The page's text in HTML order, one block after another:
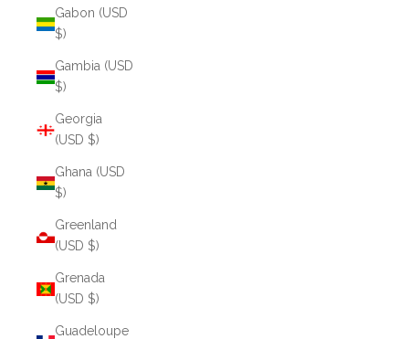
Gabon (USD
$)
Gambia (USD
$)
Georgia
(USD $)
Ghana (USD
$)
Greenland
(USD $)
Grenada
(USD $)
Guadeloupe